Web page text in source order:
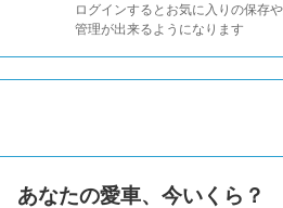
ログインするとお気に入りの保存
管理が出来るようになります
あなたの愛車、今いくら？